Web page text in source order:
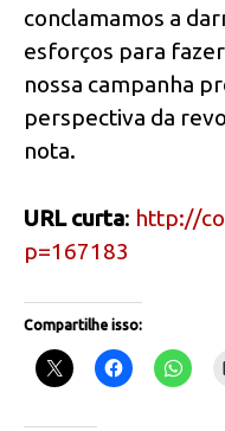
conclamamos a
esforços para
nossa campanha
perspectiva da
nota.
URL curta: http://
p=167183
Compartilhe isso: